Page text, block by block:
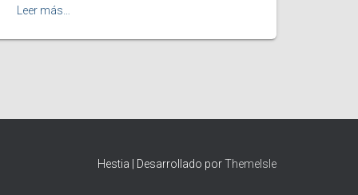
Leer más…
Hestia | Desarrollado porThemeIsle